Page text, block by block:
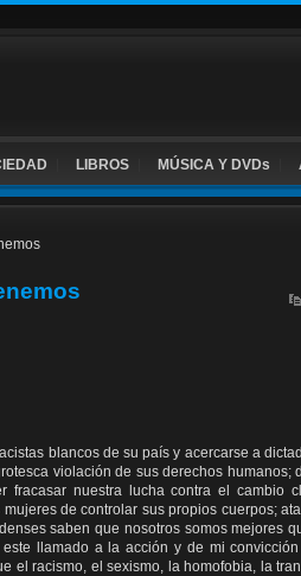
LIBROS MÚSICA Y DVDs
blancos de su país y acercarse a
violación de sus derechos humanos;
fracasar nuestra lucha contra el cambio
de controlar sus propios cuerpos;
saben que nosotros somos mejores
llamado a la acción y de mi
el racismo, el sexismo, la homofobia, la